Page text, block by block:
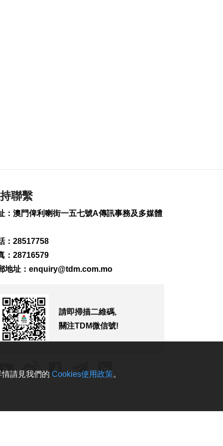
氹仔碼頭辦陀螺賽豐
治安警雷霆行動截6車
特朗普重啟罷免聯儲
局理事庫克程序
2026-08-08 15:39
團體辦論壇提升健康
聯繫
：澳門俾利喇街一五七號A傳訊事務及多媒體
：28517758
：28716579
地址： enquiry@tdm.com.mo
請即掃描二維碼,
關注TDM微信號!
請見我們的 Cookies使用政策。